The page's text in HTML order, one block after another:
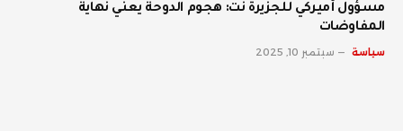
مسؤول أميركي للجزيرة نت: هجوم الدوحة يعني نهاية
المفاوضات
سياسة سبتمبر 10, 2025